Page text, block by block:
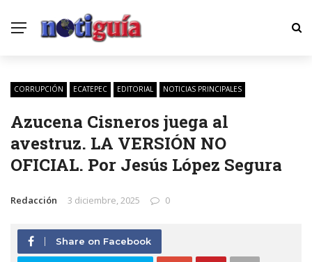
CORRUPCIÓN ECATEPEC EDITORIAL NOTICIAS PRINCIPALES
Azucena Cisneros juega al
avestruz. LA VERSIÓN NO
OFICIAL. Por Jesús López Segura
Redacción 3 diciembre, 2025 0
Share on Facebook